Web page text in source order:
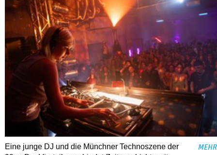
Eine junge DJ und die Münchner Technoszene der
MEHR